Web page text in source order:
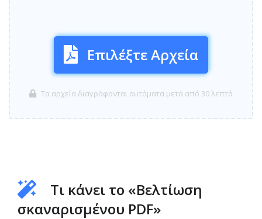
Επιλέξτε Αρχεία
Τα αρχεία διαγράφονται αυτόματα μετά από 30 λεπτά
Τι κάνει το «Βελτίωση
σκαναρισμένου PDF»